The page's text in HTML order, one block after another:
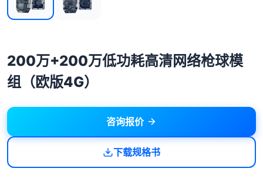
200万+200万低功耗高清网络枪球模
组（欧版4G）
咨询报价
下载规格书